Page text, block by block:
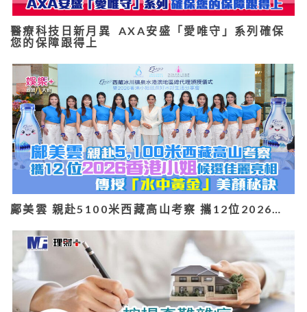
醫療科技日新月異 AXA安盛「愛唯守」系列確保
您的保障跟得上
鄺美雲 親赴5100米西藏高山考察 攜12位2026…